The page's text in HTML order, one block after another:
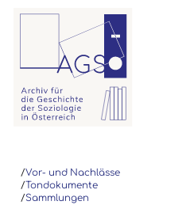
/Vor- und Nachlässe
/Tondokumente
/Sammlungen